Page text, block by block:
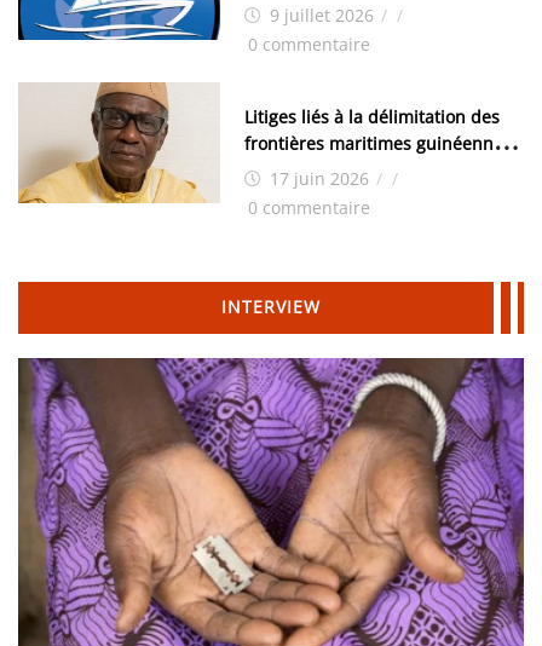
études techniques
9 juillet 2026 / /
0 commentaire
Litiges liés à la délimitation des
frontières maritimes guinéennes:
Idrissa Chérif écrit au ministre
des Hydrocarbures
17 juin 2026 / /
0 commentaire
INTERVIEW